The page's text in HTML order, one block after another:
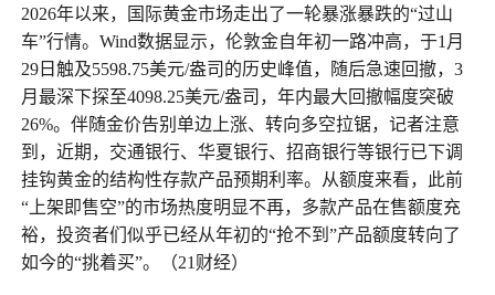
2026年以来，国际黄金市场走出了一轮暴涨暴跌的“过山
车”行情。Wind数据显示，伦敦金自年初一路冲高，于1月
29日触及5598.75美元/盎司的历史峰值，随后急速回撤，3
月最深下探至4098.25美元/盎司，年内最大回撤幅度突破
26%。伴随金价告别单边上涨、转向多空拉锯，记者注意
到，近期，交通银行、华夏银行、招商银行等银行已下调
挂钩黄金的结构性存款产品预期利率。从额度来看，此前
“上架即售空”的市场热度明显不再，多款产品在售额度充
裕，投资者们似乎已经从年初的“抢不到”产品额度转向了
如今的“挑着买”。（21财经）